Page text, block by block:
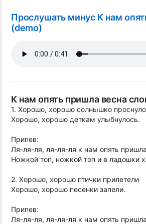
Прослушать минус К нам
(demo)
К нам опять пришла весна
1. Хорошо, хорошо солнышко
Хорошо, хорошо деткам улыбнулось.
Припев:
Ля-ля-ля, ля-ля-ля к нам опять
Ножкой топ, ножкой топ и в ладошки
2. Хорошо, хорошо птички прилетели
Хорошо, хорошо песенки запели.
Припев:
Ля-ля-ля, ля-ля-ля к нам опять